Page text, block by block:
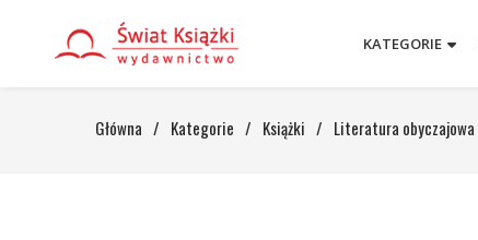
KATEGORIE
Główna / Kategorie / Książki / Literatura obyczajowa